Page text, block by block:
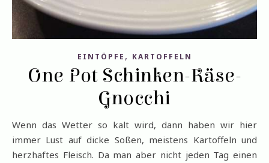
EINTÖPFE , KARTOFFELN
One Pot Schinken-Käse-
Gnocchi
Wenn das Wetter so kalt wird, dann haben wir hier
immer Lust auf dicke Soßen, meistens Kartoffeln und
herzhaftes Fleisch. Da man aber nicht jeden Tag einen